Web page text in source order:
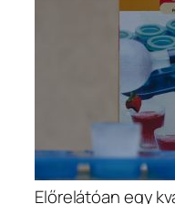
Előrelátóan egy